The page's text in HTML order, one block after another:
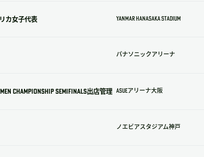
カ女子代表 YANMAR HANASAKA STADIUM
パナソニックアリーナ
CHAMPIONSHIP SemiFinals出店管理 Asueアリーナ大阪
ノエビアスタジアム神戸